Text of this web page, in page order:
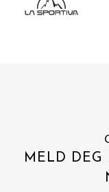
MELD DEG